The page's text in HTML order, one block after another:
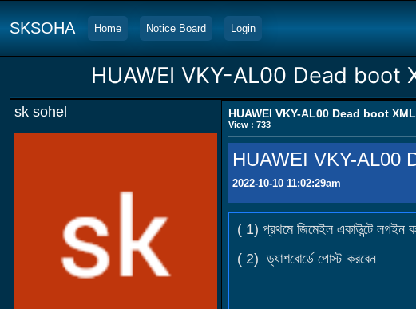
SKSOHA Home Notice Board Login
HUAWEI VKY-AL00 Dead
sk sohel HUAWEI VKY-AL00 Dead boot
View : 733
HUAWEI VKY-AL00
2022-10-10 11:02:29am
( 1) প্রথমে জিমেইল একাউন্টে লগইন
( 2) ড্যাশবোর্ডে পোস্ট করবেন